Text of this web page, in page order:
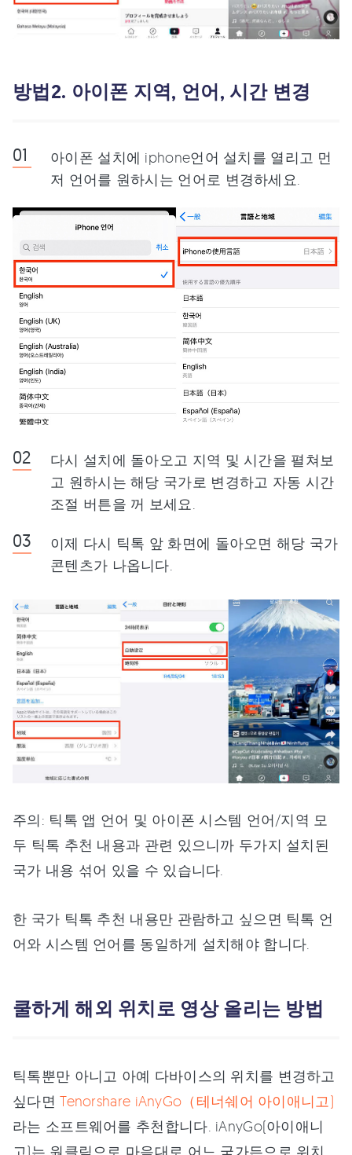
방법2. 아이폰 지역, 언어, 시간 변경
아이폰 설치에 iphone언어 설치를 열리고 먼
저 언어를 원하시는 언어로 변경하세요.
다시 설치에 돌아오고 지역 및 시간을 펼쳐보
고 원하시는 해당 국가로 변경하고 자동 시간
조절 버튼을 꺼 보세요.
이제 다시 틱톡 앞 화면에 돌아오면 해당 국가
콘텐츠가 나옵니다.
주의: 틱톡 앱 언어 및 아이폰 시스템 언어/지역 모
두 틱톡 추천 내용과 관련 있으니까 두가지 설치된
국가 내용 섞어 있을 수 있습니다.
한 국가 틱톡 추천 내용만 관람하고 싶으면 틱톡 언
어와 시스템 언어를 동일하게 설치해야 합니다.
쿨하게 해외 위치로 영상 올리는 방법
틱톡뿐만 아니고 아예 다바이스의 위치를 변경하고
싶다면Tenorshare iAnyGo（테너쉐어 아이애니고)
라는 소프트웨어를 추천합니다. iAnyGo(아이애니
고)는 원클릭으로 마음대로 어느 국가든으로 위치